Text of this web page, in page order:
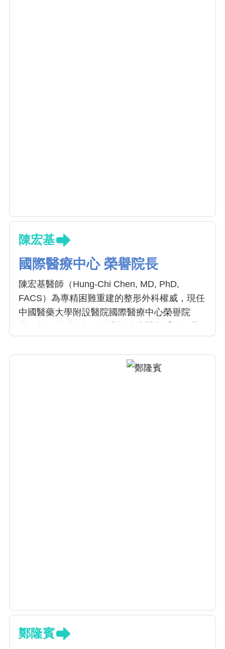
陳宏基
國際醫療中心 榮譽院長
陳宏基醫師（Hung-Chi Chen, MD, PhD,
FACS）為專精困難重建的整形外科權威，現任
中國醫藥大學附設醫院國際醫療中心榮譽院
專長涵蓋淋巴水腫超顯微手術、自體腸道移植
食道與發聲重建等複雜手術。他曾獲高天成
鄭隆賓